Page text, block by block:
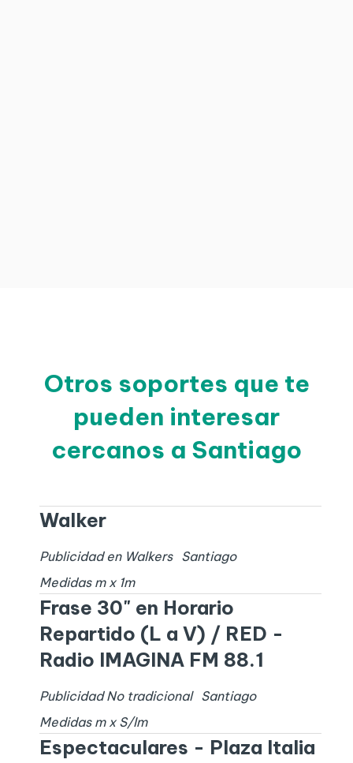
Otros soportes que te
pueden interesar
cercanos a Santiago
Walker
Publicidad en Walkers
Santiago
Medidas m x 1m
Frase 30" en Horario
Repartido (L a V) / RED -
Radio IMAGINA FM 88.1
Publicidad No tradicional
Santiago
Medidas m x S/Im
Espectaculares - Plaza Italia